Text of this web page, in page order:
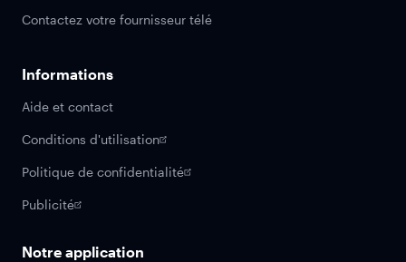
Contactez votre fournisseur télé
Informations
Aide et contact
Conditions d'utilisation
Politique de confidentialité
Publicité
Notre application